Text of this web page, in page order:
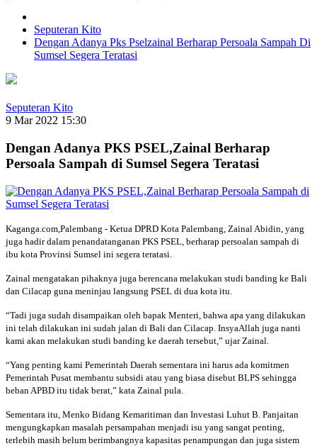
Seputeran Kito
Dengan Adanya Pks Pselzainal Berharap Persoala Sampah Di
Sumsel Segera Teratasi
Seputeran Kito
9 Mar 2022 15:30
Dengan Adanya PKS PSEL,Zainal Berharap
Persoala Sampah di Sumsel Segera Teratasi
Kaganga.com,Palembang - Ketua DPRD Kota Palembang, Zainal Abidin, yang
juga hadir dalam penandatanganan PKS PSEL, berharap persoalan sampah di
ibu kota Provinsi Sumsel ini segera teratasi.
Zainal mengatakan pihaknya juga berencana melakukan studi banding ke Bali
dan Cilacap guna meninjau langsung PSEL di dua kota itu.
“Tadi juga sudah disampaikan oleh bapak Menteri, bahwa apa yang dilakukan
ini telah dilakukan ini sudah jalan di Bali dan Cilacap. InsyaAllah juga nanti
kami akan melakukan studi banding ke daerah tersebut,” ujar Zainal.
“Yang penting kami Pemerintah Daerah sementara ini harus ada komitmen
Pemerintah Pusat membantu subsidi atau yang biasa disebut BLPS sehingga
beban APBD itu tidak berat,” kata Zainal pula.
Sementara itu, Menko Bidang Kemaritiman dan Investasi Luhut B. Panjaitan
mengungkapkan masalah persampahan menjadi isu yang sangat penting,
terlebih masih belum berimbangnya kapasitas penampungan dan juga sistem